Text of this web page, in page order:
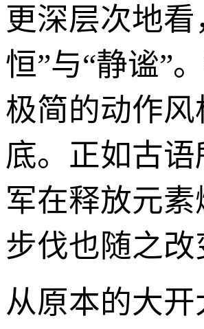
更深层次地
恒”与“静谧”
极简的动作
底。正如古
军在释放元
步伐也随之改
从原本的大